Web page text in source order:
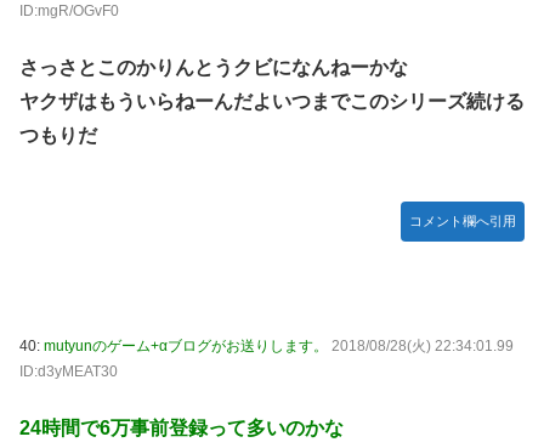
ID:mgR/OGvF0
さっさとこのかりんとうクビになんねーかな
ヤクザはもういらねーんだよいつまでこのシリーズ続ける
つもりだ
コメント欄へ引用
40: mutyunのゲーム+αブログがお送りします。
2018/08/28(火) 22:34:01.99
ID:d3yMEAT30
24時間で6万事前登録って多いのかな